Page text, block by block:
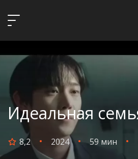
Идеальная
8,2 2024 59 мин